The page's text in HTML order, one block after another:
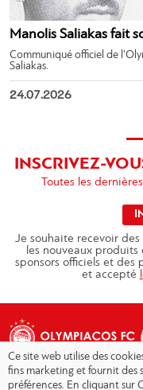
Manolis Saliakas fait
Communiqué officiel de
Saliakas.
24.07.2026
INSCRIVEZ-
Toutes les
Je souhaite recevoir des
les nouveaux produits
sponsors officiels et des
et accepté
Ce site web utilise des
fins marketing et fournit des
préférences. En cliquant sur